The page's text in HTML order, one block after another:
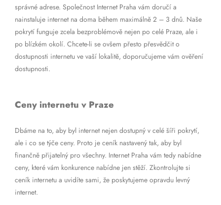
správné adrese. Společnost Internet Praha vám doručí a
nainstaluje internet na doma během maximálně 2 – 3 dnů. Naše
pokrytí funguje zcela bezproblémově nejen po celé Praze, ale i
po blízkém okolí. Chcete-li se ovšem přesto přesvědčit o
dostupnosti internetu ve vaší lokalitě, doporučujeme vám ověření
dostupnosti.
Ceny internetu v Praze
Dbáme na to, aby byl internet nejen dostupný v celé šíři pokrytí,
ale i co se týče ceny. Proto je ceník nastavený tak, aby byl
finančně přijatelný pro všechny. Internet Praha vám tedy nabídne
ceny, které vám konkurence nabídne jen stěží. Zkontrolujte si
ceník internetu a uvidíte sami, že poskytujeme opravdu levný
internet.